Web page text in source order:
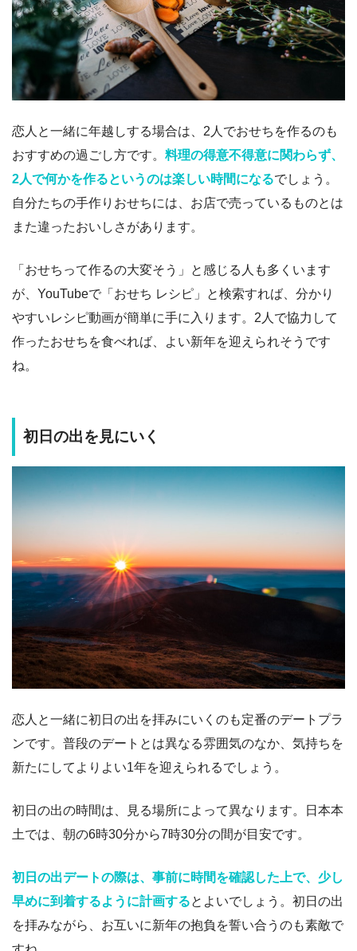
恋人と一緒に年越しする場合は、2人でおせちを作るのも
おすすめの過ごし方です。 料理の得意不得意に関わらず、
2人で何かを作るというのは楽しい時間になるでしょう。
自分たちの手作りおせちには、お店で売っているものとは
また違ったおいしさがあります。
「おせちって作るの大変そう」と感じる人も多くいます
が、YouTubeで「おせち レシピ」と検索すれば、分かり
やすいレシピ動画が簡単に手に入ります。2人で協力して
作ったおせちを食べれば、よい新年を迎えられそうです
ね。
初日の出を見にいく
恋人と一緒に初日の出を拝みにいくのも定番のデートプラ
ンです。普段のデートとは異なる雰囲気のなか、気持ちを
新たにしてよりよい1年を迎えられるでしょう。
初日の出の時間は、見る場所によって異なります。日本本
土では、朝の6時30分から7時30分の間が目安です。
初日の出デートの際は、事前に時間を確認した上で、少し
早めに到着するように計画するとよいでしょう。初日の出
を拝みながら、お互いに新年の抱負を誓い合うのも素敵で